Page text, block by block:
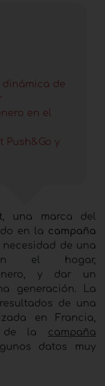
de
en el
Push&Go y
, una marca del
en la campaña
de una
el hogar,
y dar un
generación. La
de una
en Francia,
de la campaña
datos muy